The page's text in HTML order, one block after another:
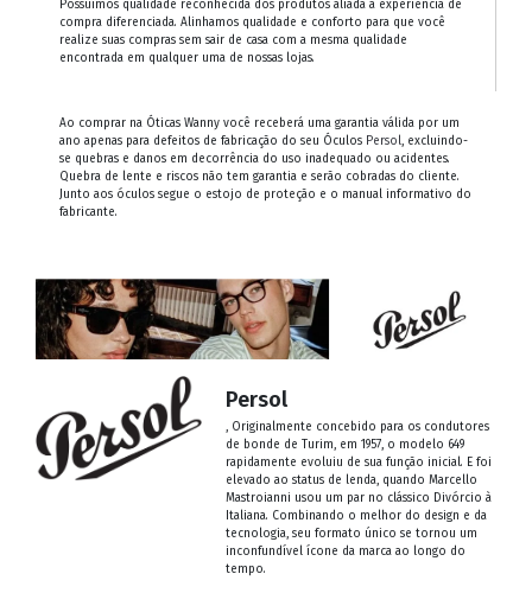
Possuimos qualidade reconhecida dos produtos aliada à experiência de
compra diferenciada. Alinhamos qualidade e conforto para que você
realize suas compras sem sair de casa com a mesma qualidade
encontrada em qualquer uma de nossas lojas.
Ao comprar na Óticas Wanny você receberá uma garantia válida por um
ano apenas para defeitos de fabricação do seu Óculos Persol, excluindo-
se quebras e danos em decorrência do uso inadequado ou acidentes.
Quebra de lente e riscos não tem garantia e serão cobradas do cliente.
Junto aos óculos segue o estojo de proteção e o manual informativo do
fabricante.
Persol
, Originalmente concebido para os condutores
de bonde de Turim, em 1957, o modelo 649
rapidamente evoluiu de sua função inicial. E foi
elevado ao status de lenda, quando Marcello
Mastroianni usou um par no clássico Divórcio à
Italiana. Combinando o melhor do design e da
tecnologia, seu formato único se tornou um
inconfundível ícone da marca ao longo do
tempo.